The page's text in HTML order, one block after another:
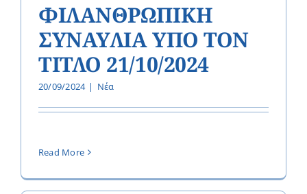
ΦΙΛΑΝΘΡΩΠΙΚΗ
ΣΥΝΑΥΛΙΑ ΥΠΟ ΤΟΝ
ΤΙΤΛΟ 21/10/2024
20/09/2024 | Νέα
Read More